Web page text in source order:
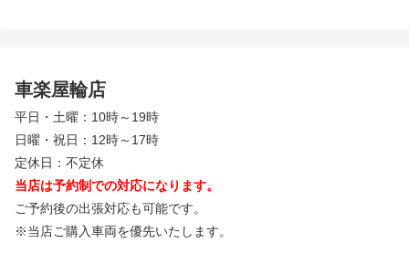
車楽屋輪店
平日・土曜：10時～19時
日曜・祝日：12時～17時
定休日：不定休
当店は予約制での対応になります。
ご予約後の出張対応も可能です。
※当店ご購入車両を優先いたします。